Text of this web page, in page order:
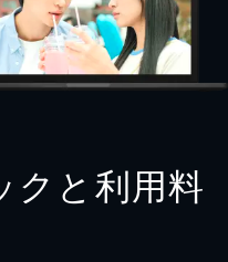
クと利用料